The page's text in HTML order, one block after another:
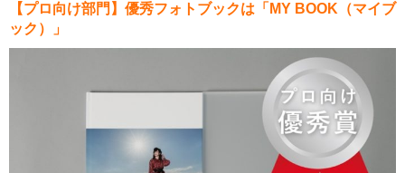
【プロ向け部門】優秀フォトブックは「MY BOOK（マイブ
ック）」